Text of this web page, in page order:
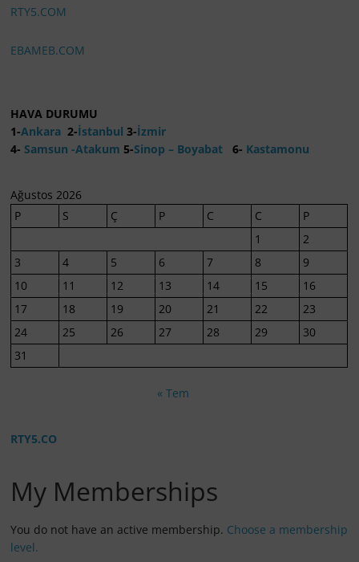
RTY5.COM
EBAMEB.COM
HAVA DURUMU
1-Ankara 2-İstanbul 3-İzmir
4- Samsun -Atakum 5-Sinop – Boyabat 6- Kastamonu
Ağustos 2026
P
S Ç P C C
P
1
2
3
4 5 6 7 8
9
10
11 12 13 14 15
16
17
18 19 20 21 22
23
24
25 26 27 28 29
30
31
« Tem
RTY5.CO
My Memberships
You do not have an active membership. Choose a membership
level.